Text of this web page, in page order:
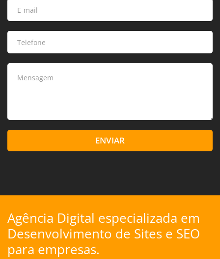
ENVIAR
Agência Digital especializada em
Desenvolvimento de Sites e SEO
para empresas.